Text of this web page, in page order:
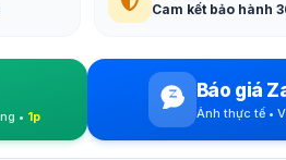
Cam kết bảo hành
• 1p
Báo giá
Ảnh thực tế •